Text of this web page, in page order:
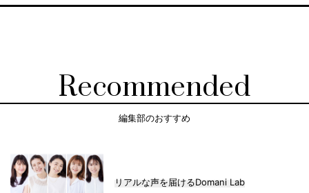
Recommended
編集部のおすすめ
リアルな声を届けるDomani Lab